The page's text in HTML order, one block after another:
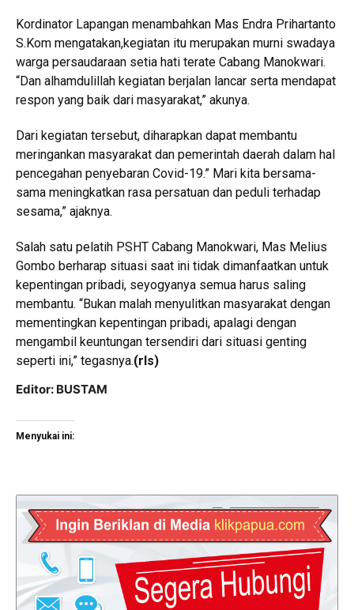
Kordinator Lapangan menambahkan Mas Endra Prihartanto
S.Kom mengatakan,kegiatan itu merupakan murni swadaya
warga persaudaraan setia hati terate Cabang Manokwari.
“Dan alhamdulillah kegiatan berjalan lancar serta mendapat
respon yang baik dari masyarakat,” akunya.
Dari kegiatan tersebut, diharapkan dapat membantu
meringankan masyarakat dan pemerintah daerah dalam hal
pencegahan penyebaran Covid-19.” Mari kita bersama-
sama meningkatkan rasa persatuan dan peduli terhadap
sesama,” ajaknya.
Salah satu pelatih PSHT Cabang Manokwari, Mas Melius
Gombo berharap situasi saat ini tidak dimanfaatkan untuk
kepentingan pribadi, seyogyanya semua harus saling
membantu. “Bukan malah menyulitkan masyarakat dengan
mementingkan kepentingan pribadi, apalagi dengan
mengambil keuntungan tersendiri dari situasi genting
seperti ini,” tegasnya.(rls)
Editor: BUSTAM
Menyukai ini: